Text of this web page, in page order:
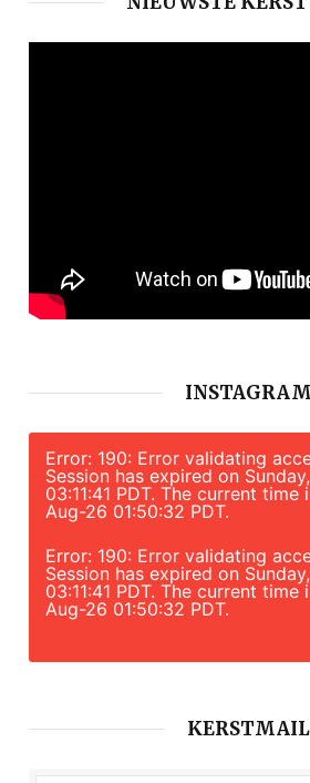
INSTAGRAM
Error: 190: Error validating
Session has expired on
03:11:41 PDT. The current
Aug-26 01:50:32 PDT.
Error: 190: Error validating
Session has expired on
03:11:41 PDT. The current
Aug-26 01:50:32 PDT.
KERSTMAIL